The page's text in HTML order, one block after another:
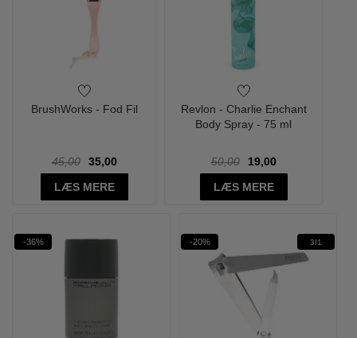
BrushWorks - Fod Fil
45,00
35,00
LÆS MERE
Revlon - Charlie Enchant
Body Spray - 75 ml
50,00
19,00
LÆS MERE
-36% -20% 3I1